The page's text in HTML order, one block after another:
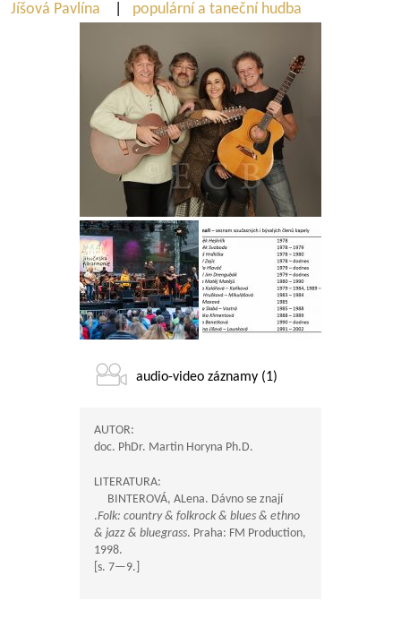
Jíšová Pavlína
populární a taneční hudba
audio-video záznamy (1)
AUTOR:
doc. PhDr. Martin Horyna Ph.D.
LITERATURA:
BINTEROVÁ, ALena. Dávno se znají
.Folk: country & folkrock & blues & ethno
& jazz & bluegrass. Praha: FM Production,
1998.
[s. 7—9.]